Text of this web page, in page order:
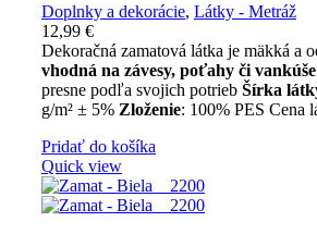
Doplnky a dekorácie, Látky - Metráž
12,99 €
Dekoračná zamatová látka je mäkká a
vhodná na závesy, poťahy či vankúše
presne podľa svojich potrieb Šírka
g/m² ± 5% Zloženie: 100% PES Cena
Pridať do košíka
Quick view